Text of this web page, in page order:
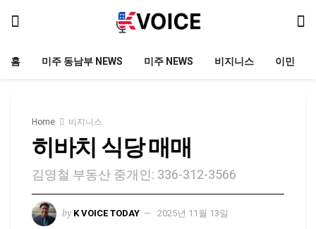
홈 미주 동남부 NEWS 미주 NEWS 비지니스 이민
Home 비지니스
히바치 식당 매매
김영철 부동산 중개인: 336-312-3566
by K VOICE TODAY 2025년 11월 13일